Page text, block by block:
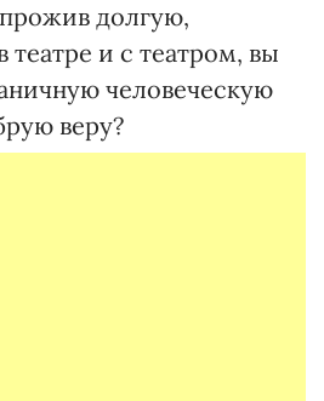
долгую,
театре и с театром, вы
человеческую
веру?